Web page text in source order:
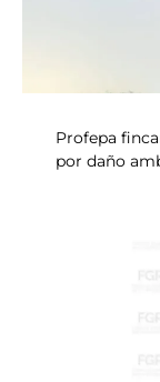
Profepa
por daño